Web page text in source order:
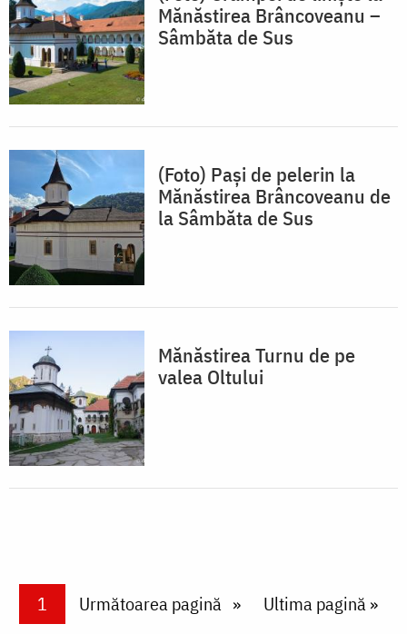
Mănăstirea Brâncoveanu –
Sâmbăta de Sus
(Foto) Pași de pelerin la
Mănăstirea Brâncoveanu de
la Sâmbăta de Sus
Mănăstirea Turnu de pe
valea Oltului
PaginareCurrent page
1 Next page
Următoarea pagină Last page
Ultima pagină »